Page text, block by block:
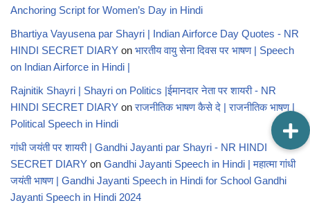
Anchoring Script for Women’s Day in Hindi
Bhartiya Vayusena par Shayri | Indian Airforce Day Quotes - NR
HINDI SECRET DIARY on भारतीय वायु सेना दिवस पर भाषण | Speech
on Indian Airforce in Hindi |
Rajnitik Shayri | Shayri on Politics |ईमानदार नेता पर शायरी - NR
HINDI SECRET DIARY onराजनीतिक भाषण कैसे दे | राजनीतिक भाषण |
Political Speech in Hindi
गांधी जयंती पर शायरी | Gandhi Jayanti par Shayri - NR HINDI
SECRET DIARY on Gandhi Jayanti Speech in Hindi | महात्मा गांधी
जयंती भाषण | Gandhi Jayanti Speech in Hindi for School Gandhi
Jayanti Speech in Hindi 2024